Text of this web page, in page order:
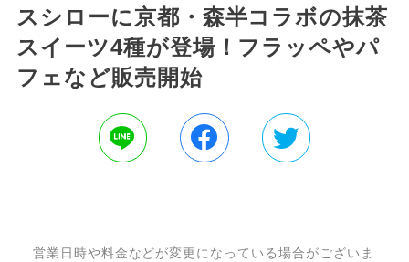
スシローに京都・森半コラボの抹茶
スイーツ4種が登場！フラッペやパ
フェなど販売開始
営業日時や料金などが変更になっている場合がございま